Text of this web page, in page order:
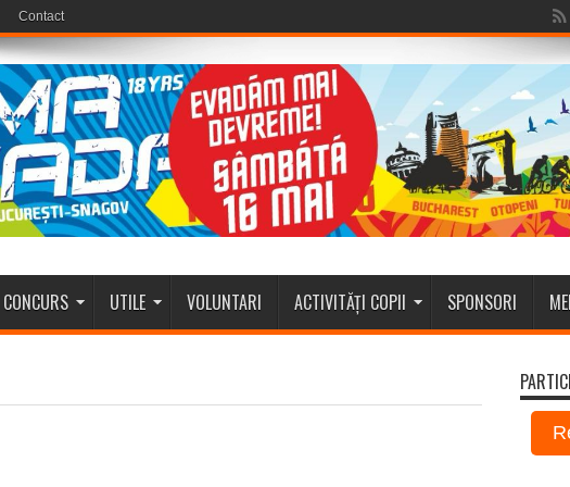
Contact
CONCURS UTILE VOLUNTARI ACTIVITĂȚI COPII SPONSORI